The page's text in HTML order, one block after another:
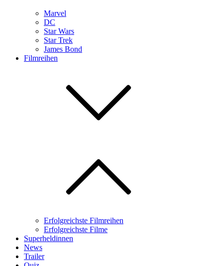
Marvel
DC
Star Wars
Star Trek
James Bond
Filmreihen
Erfolgreichste Filmreihen
Erfolgreichste Filme
Superheldinnen
News
Trailer